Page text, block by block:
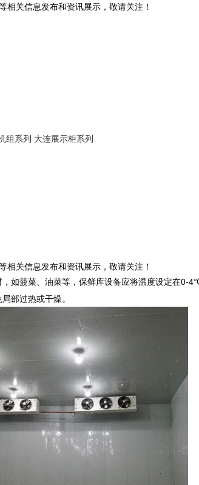
相关信息发布和资讯展示，敬请关注！
组系列 大连展示柜系列
相关信息发布和资讯展示，敬请关注！
如菠菜、油菜等，保鲜库设备应将温度设定在
部过热或干燥。